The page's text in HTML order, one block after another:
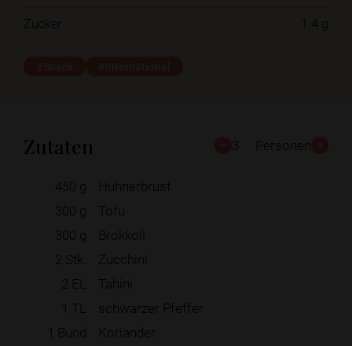
Zucker
1.4 g
Zutaten 3 Personen
450 g
Hühnerbrust
300 g
Tofu
300 g
Brokkoli
2 Stk.
Zucchini
2 EL
Tahini
1 TL
schwarzer Pfeffer
1 Bund
Koriander